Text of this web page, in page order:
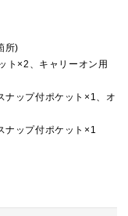
所)
ト×2、キャリーオン用
ナップ付ポケット×1、オ
ナップ付ポケット×1